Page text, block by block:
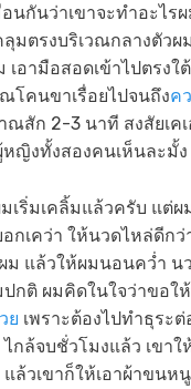
นกันว่าเขาจะทำอะไร
มตรงบริเวณกลางตัวผ
เอามือสอดเข้าไปตรง
โคนขาเรื่อยไปจนถึงค
ณสัก 2-3 นาที สงสัยเค
หญิงทั้งสองคนเห็นละมั้ง
เริ่มเคลิ้มแล้วครับ แต่ผ
กเคว่า ให้นวดไหล่ดีกว่
ม แล้วให้ผมนอนคว่ำ น
ปกติ ผมคิดในใจว่าขอใ
ย เพราะต้องไปทำธุระ
ไกล้จบชั่วโมงแล้ว เขา
แล้วเขาก็ให้เอาผ้าขน